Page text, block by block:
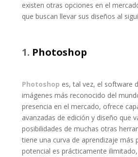
existen otras opciones en el
que buscan llevar sus diseños al
1. Photoshop
Photoshop es, tal vez, el software
imágenes más reconocido del
presencia en el mercado, ofrece
avanzadas de edición y diseño que
posibilidades de muchas otras
tiene una curva de aprendizaje más
potencial es prácticamente